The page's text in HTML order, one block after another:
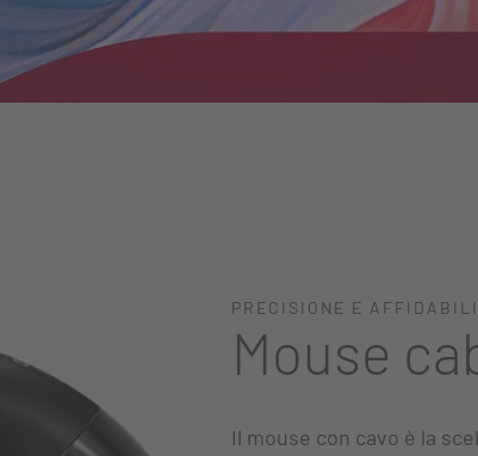
PRECISIONE E
Mouse
Il mouse con cavo è la